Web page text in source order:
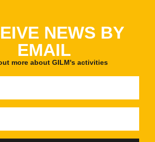
NEWS BY
EMAIL
more about GILM's activities